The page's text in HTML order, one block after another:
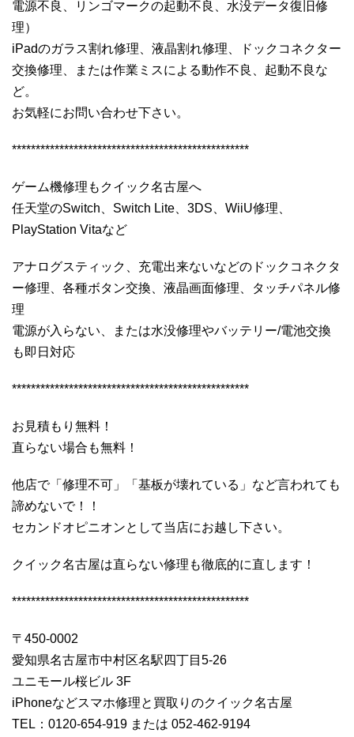
電源不良、リンゴマークの起動不良、水没データ復旧修
理）
iPadのガラス割れ修理、液晶割れ修理、ドックコネクター
交換修理、または作業ミスによる動作不良、起動不良な
ど。
お気軽にお問い合わせ下さい。
**************************************************
ゲーム機修理もクイック名古屋へ
任天堂のSwitch、Switch Lite、3DS、WiiU修理、
PlayStation Vitaなど
アナログスティック、充電出来ないなどのドックコネクタ
ー修理、各種ボタン交換、液晶画面修理、タッチパネル修
理
電源が入らない、または水没修理やバッテリー/電池交換
も即日対応
**************************************************
お見積もり無料！
直らない場合も無料！
他店で「修理不可」「基板が壊れている」など言われても
諦めないで！！
セカンドオピニオンとして当店にお越し下さい。
クイック名古屋は直らない修理も徹底的に直します！
**************************************************
〒450-0002
愛知県名古屋市中村区名駅四丁目5-26
ユニモール桜ビル 3F
iPhoneなどスマホ修理と買取りのクイック名古屋
TEL：0120-654-919 または 052-462-9194